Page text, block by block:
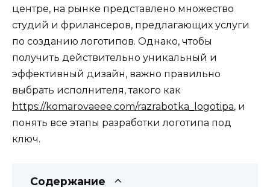
центре, на рынке представлено множество
студий и фрилансеров, предлагающих услуги
по созданию логотипов. Однако, чтобы
получить действительно уникальный и
эффективный дизайн, важно правильно
выбрать исполнителя, такого как
https://komarovaeee.com/razrabotka_logotipa, и
понять все этапы разработки логотипа под
ключ.
Содержание